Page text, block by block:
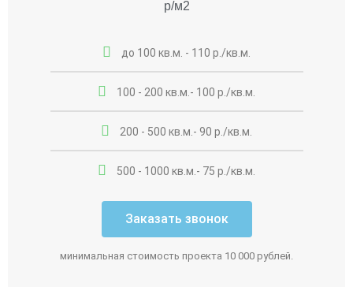
р/м2
до 100 кв.м. - 110 р./кв.м.
100 - 200 кв.м.- 100 р./кв.м.
200 - 500 кв.м.- 90 р./кв.м.
500 - 1000 кв.м.- 75 р./кв.м.
Заказать звонок
минимальная стоимость проекта 10 000 рублей.